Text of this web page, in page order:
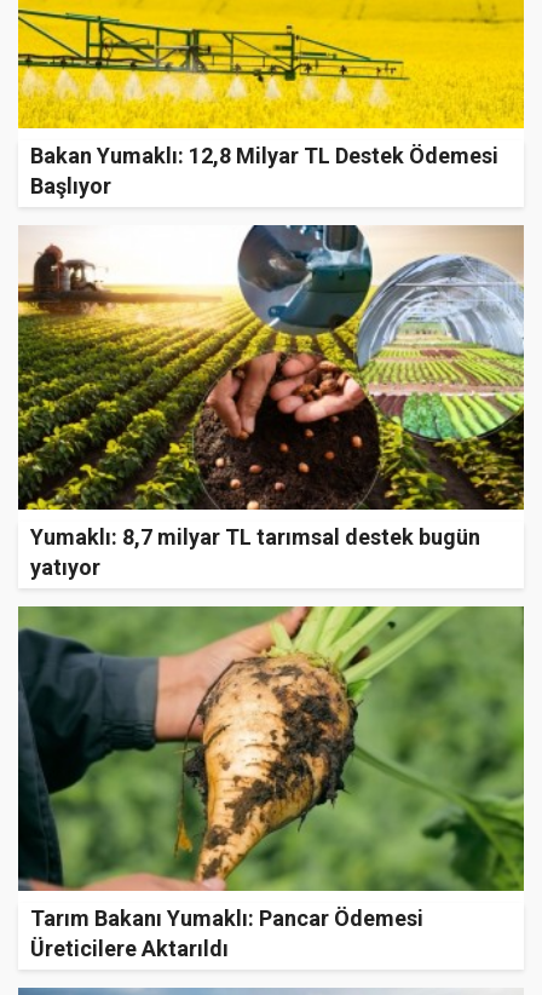
Bakan Yumaklı: 12,8 Milyar TL Destek Ödemesi
Başlıyor
Yumaklı: 8,7 milyar TL tarımsal destek bugün
yatıyor
Tarım Bakanı Yumaklı: Pancar Ödemesi
Üreticilere Aktarıldı